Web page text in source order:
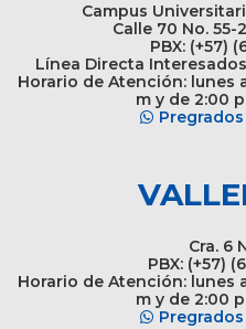
Campus
Calle 70 No. 55-
PBX: (+57)
Línea Directa
Horario de Atención: lunes
m y de 2:00
Pregrados
Cra. 6
PBX: (+57)
Horario de Atención: lunes
m y de 2:00
Pregrados